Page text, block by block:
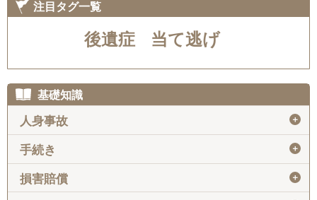
注目タグ一覧
後遺症 当て逃げ
基礎知識
人身事故 ＋
手続き ＋
損害賠償 ＋